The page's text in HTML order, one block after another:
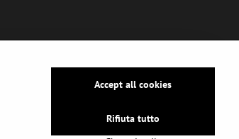
Accept all cookies
Rifiuta tutto